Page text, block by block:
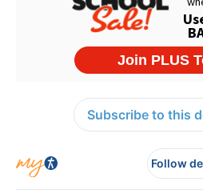
Subscribe to this
Follow